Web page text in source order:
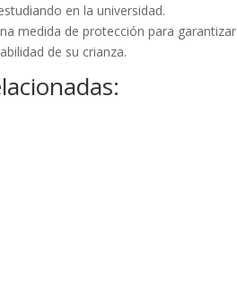
en la universidad.
medida de protección para
de su crianza.